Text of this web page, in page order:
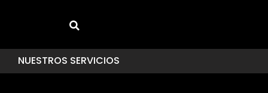
NUESTROS SERVICIOS